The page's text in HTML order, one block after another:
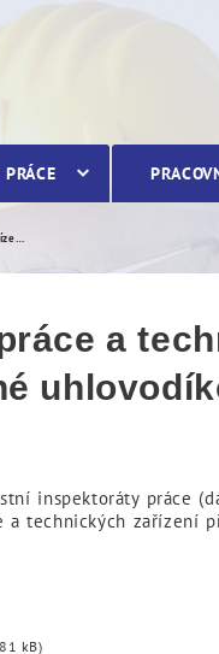
a
inspektoráty práce
technických zařízení
kB)